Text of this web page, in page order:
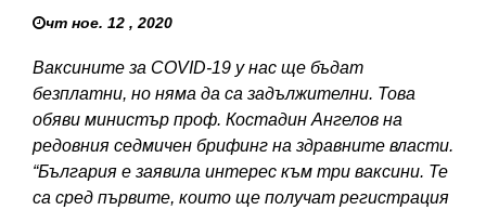
чт ное. 12 , 2020
Ваксините за COVID-19 у нас ще бъдат
безплатни, но няма да са задължителни. Това
обяви министър проф. Костадин Ангелов на
редовния седмичен брифинг на здравните власти.
“България е заявила интерес към три ваксини. Те
са сред първите, които ще получат регистрация